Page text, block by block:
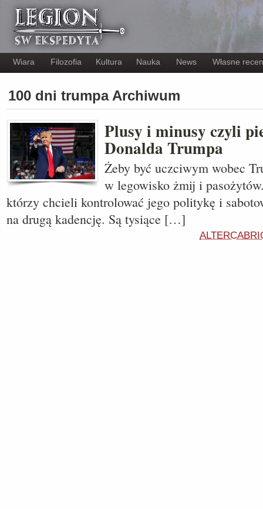
Wiara Filozofia Kultura Nauka News Własne
100 dni trumpa Archiwum
Plusy i minusy czyli
Donalda Trumpa
Żeby być uczciwym wobec
w legowisko żmij i
którzy chcieli kontrolować jego politykę i
na drugą kadencję. Są tysiące […]